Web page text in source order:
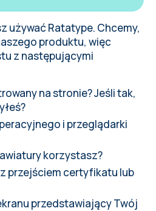
używać Ratatype. Chcemy,
produktu, więc
z następującymi
na stronie? Jeśli tak,
i przeglądarki
korzystasz?
przejściem certyfikatu lub
przedstawiający Twój